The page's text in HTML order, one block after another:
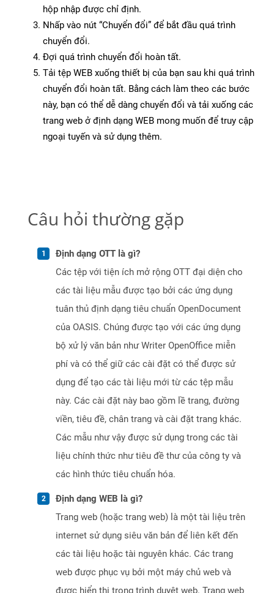
hộp nhập được chỉ định.
Nhấp vào nút “Chuyển đổi” để bắt đầu quá trình
chuyển đổi.
Đợi quá trình chuyển đổi hoàn tất.
Tải tệp WEB xuống thiết bị của bạn sau khi quá trình
chuyển đổi hoàn tất. Bằng cách làm theo các bước
này, bạn có thể dễ dàng chuyển đổi và tải xuống các
trang web ở định dạng WEB mong muốn để truy cập
ngoại tuyến và sử dụng thêm.
Câu hỏi thường gặp
Định dạng OTT là gì?
Các tệp với tiện ích mở rộng OTT đại diện cho
các tài liệu mẫu được tạo bởi các ứng dụng
tuân thủ định dạng tiêu chuẩn OpenDocument
của OASIS. Chúng được tạo với các ứng dụng
bộ xử lý văn bản như Writer OpenOffice miễn
phí và có thể giữ các cài đặt có thể được sử
dụng để tạo các tài liệu mới từ các tệp mẫu
này. Các cài đặt này bao gồm lề trang, đường
viền, tiêu đề, chân trang và cài đặt trang khác.
Các mẫu như vậy được sử dụng trong các tài
liệu chính thức như tiêu đề thư của công ty và
các hình thức tiêu chuẩn hóa.
Định dạng WEB là gì?
Trang web (hoặc trang web) là một tài liệu trên
internet sử dụng siêu văn bản để liên kết đến
các tài liệu hoặc tài nguyên khác. Các trang
web được phục vụ bởi một máy chủ web và
được hiển thị trong trình duyệt web. Trang web